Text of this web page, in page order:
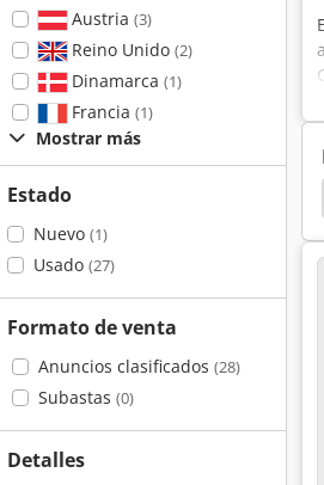
Austria (3)
Reino Unido (2)
Dinamarca (1)
Francia (1)
Mostrar más
Estado
Nuevo (1)
Usado (27)
Formato de venta
Anuncios clasificados (28)
Subastas (0)
Detalles
Deckel Fp 41